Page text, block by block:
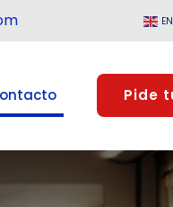
EN
Pide